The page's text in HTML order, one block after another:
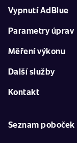
Vypnutí AdBlue
Parametry úprav
Měření výkonu
Další služby
Kontakt
Seznam poboček